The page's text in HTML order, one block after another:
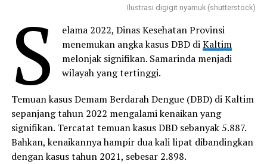
Ilustrasi digigit nyamuk (shutterstock)
S
elama 2022, Dinas Kesehatan Provinsi
menemukan angka kasus DBD diKaltim
melonjak signifikan. Samarinda menjadi
wilayah yang tertinggi.
Temuan kasus Demam Berdarah Dengue (DBD) di Kaltim
sepanjang tahun 2022 mengalami kenaikan yang
signifikan. Tercatat temuan kasus DBD sebanyak 5.887.
Bahkan, kenaikannya hampir dua kali lipat dibandingkan
dengan kasus tahun 2021, sebesar 2.898.